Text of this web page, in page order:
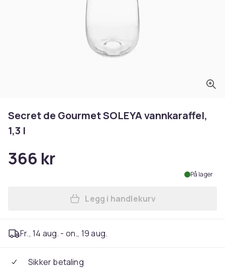
Secret de Gourmet SOLEYA vannkaraffel,
1,3 l
366 kr
På lager
Legg Secret de Gourmet
Legg i handlekurv
Fr., 14 aug. - on., 19 aug.
Sikker betaling